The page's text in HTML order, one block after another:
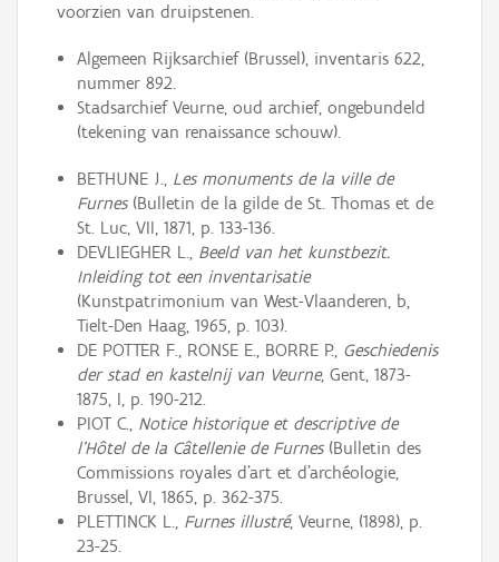
voorzien van druipstenen.
Algemeen Rijksarchief (Brussel), inventaris 622,
nummer 892.
Stadsarchief Veurne, oud archief, ongebundeld
(tekening van renaissance schouw).
BETHUNE J., Les monuments de la ville de
Furnes (Bulletin de la gilde de St. Thomas et de
St. Luc, VII, 1871, p. 133-136.
DEVLIEGHER L., Beeld van het kunstbezit.
Inleiding tot een inventarisatie
(Kunstpatrimonium van West-Vlaanderen, b,
Tielt-Den Haag, 1965, p. 103).
DE POTTER F., RONSE E., BORRE P., Geschiedenis
der stad en kastelnij van Veurne, Gent, 1873-
1875, I, p. 190-212.
PIOT C., Notice historique et descriptive de
l'Hôtel de la Câtellenie de Furnes(Bulletin des
Commissions royales d'art et d'archéologie,
Brussel, VI, 1865, p. 362-375.
PLETTINCK L., Furnes illustré, Veurne, (1898), p.
23-25.